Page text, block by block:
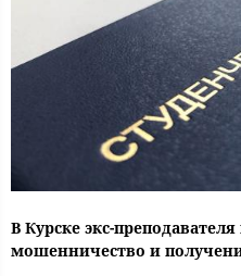
В Курске экс-преподавателя
мошенничество и